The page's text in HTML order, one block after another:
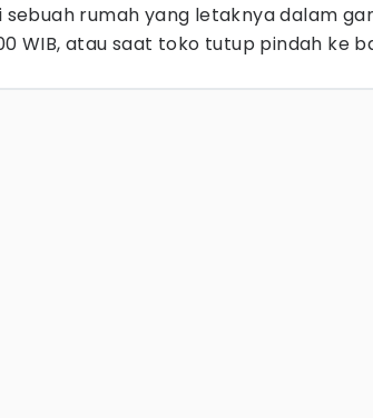
sebuah rumah yang letaknya dalam
WIB, atau saat toko tutup pindah ke